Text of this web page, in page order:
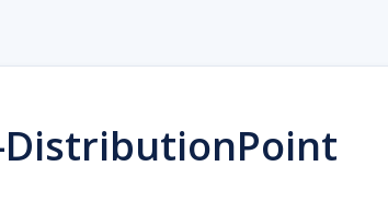
DistributionPoint